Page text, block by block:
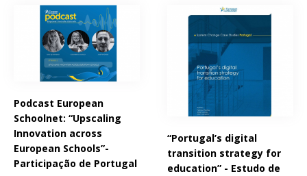
Podcast European
Schoolnet: “Upscaling
Innovation across
European Schools”-
Participação de Portugal
“Portugal’s digital
transition strategy for
education” - Estudo de